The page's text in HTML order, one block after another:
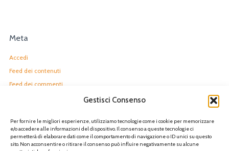
Gestisci Consenso
Per fornire le migliori esperienze, utilizziamo tecnologie come i cookie per memorizzare
e/o accedere alle informazioni del dispositivo. Il consenso a queste tecnologie ci
permetterà di elaborare dati come il comportamento di navigazione o ID unici su questo
sito. Non acconsentire o ritirare il consenso può influire negativamente su alcune
Meta
Accedi
Feed dei contenuti
Feed dei commenti